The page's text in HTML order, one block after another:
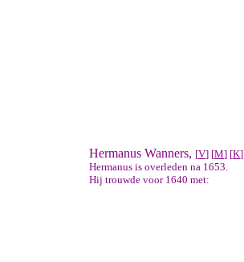
Hermanus Wanners, [V] [M] [K]
Hermanus is overleden na 1653.
Hij trouwde voor 1640 met: